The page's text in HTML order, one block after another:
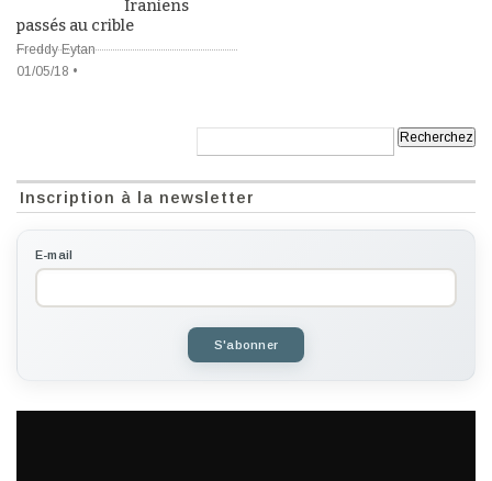
Iraniens
passés au crible
Freddy Eytan
01/05/18 •
Inscription à la newsletter
E-mail
S'abonner